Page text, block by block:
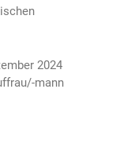
2024
mann